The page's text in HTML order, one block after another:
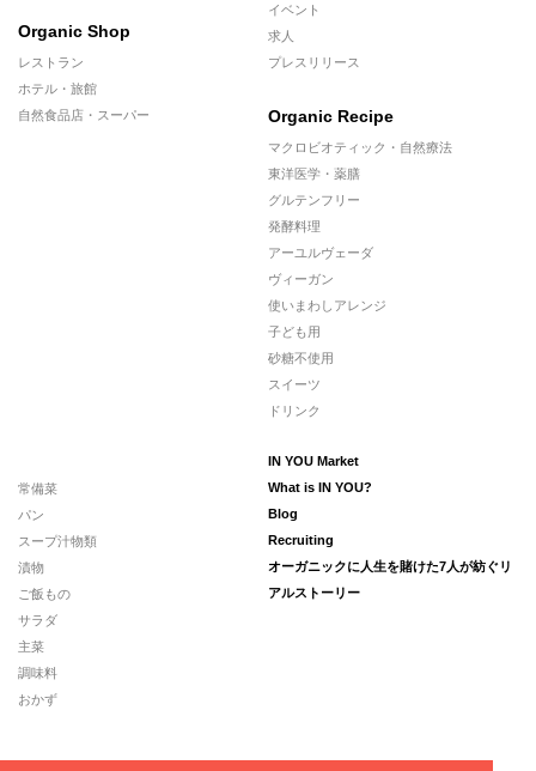
Organic Shop
レストラン
ホテル・旅館
自然食品店・スーパー
イベント
求人
プレスリリース
Organic Recipe
マクロビオティック・自然療法
東洋医学・薬膳
グルテンフリー
発酵料理
アーユルヴェーダ
ヴィーガン
使いまわしアレンジ
子ども用
砂糖不使用
スイーツ
ドリンク
常備菜
パン
スープ汁物類
漬物
ご飯もの
サラダ
主菜
調味料
おかず
IN YOU Market
What is IN YOU?
Blog
Recruiting
オーガニックに人生を賭けた7人が紡ぐリ
アルストーリー